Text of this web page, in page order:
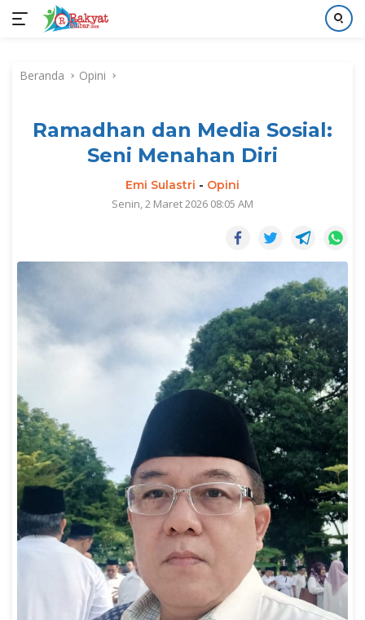
kontenBeranda Opini
Ramadhan dan Media Sosial:
Seni Menahan Diri
Emi Sulastri - Opini
Senin, 2 Maret 2026 08:05 AM